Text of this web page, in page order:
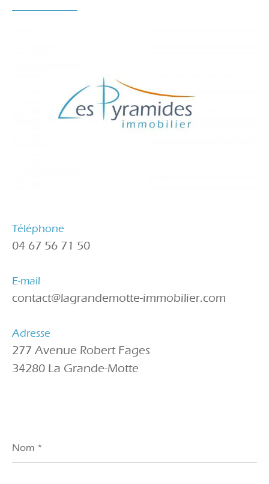
Téléphone
04 67 56 71 50
E-mail
contact@lagrandemotte-immobilier.com
Adresse
277 Avenue Robert Fages
34280 La Grande-Motte
*